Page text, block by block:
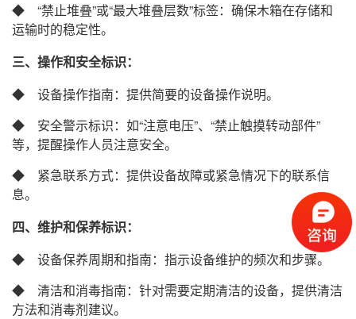
◆ “禁止堆叠”或“最大堆叠层数”标签：确保木箱在存储和
运输时的稳定性。
三、操作和安全标识：
◆ 设备操作指南：提供简要的设备操作说明。
◆ 安全警示标识：如“注意电压”、“禁止触摸转动部件”
等，提醒操作人员注意安全。
◆ 紧急联系方式：提供设备故障或紧急情况下的联系信
息。
四、维护和保养标识：
◆ 设备保养周期和指南：指示设备维护的频次和步骤。
◆ 清洁和消毒指南：针对需要定期清洁的设备，提供清洁
方法和消毒剂建议。